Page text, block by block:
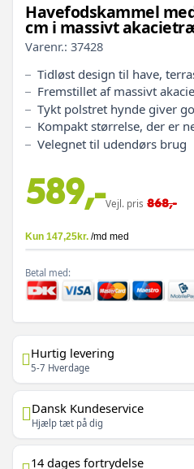
Havefodskammel
cm i massivt
Varenr.: 37428
Tidløst design til have,
Fremstillet af massivt
Tykt polstret hynde giver
Kompakt størrelse, der er
Velegnet til udendørs brug
589,-Vejl. pris 868,-
Betal med:
Hurtig levering
5-7 Hverdage
Dansk Kundeservice
Hjælp tæt på dig
14 dages fortrydelse